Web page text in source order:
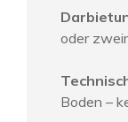
oder
Boden –